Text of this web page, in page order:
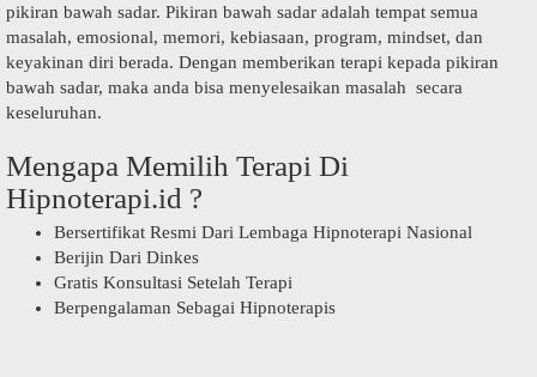
pikiran bawah sadar. Pikiran bawah sadar adalah tempat semua
masalah, emosional, memori, kebiasaan, program, mindset, dan
keyakinan diri berada. Dengan memberikan terapi kepada pikiran
bawah sadar, maka anda bisa menyelesaikan masalah secara
keseluruhan.
Mengapa Memilih Terapi Di
Hipnoterapi.id ?
Bersertifikat Resmi Dari Lembaga Hipnoterapi Nasional
Berijin Dari Dinkes
Gratis Konsultasi Setelah Terapi
Berpengalaman Sebagai Hipnoterapis